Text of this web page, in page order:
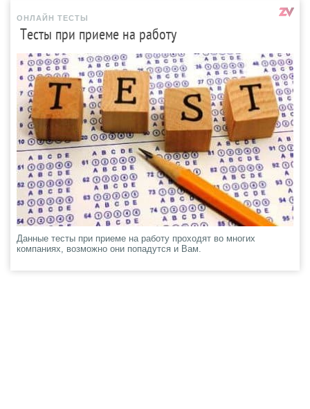
ОНЛАЙН ТЕСТЫ
Тесты при приеме на работу
Данные тесты при приеме на работу проходят во многих
компаниях, возможно они попадутся и Вам.